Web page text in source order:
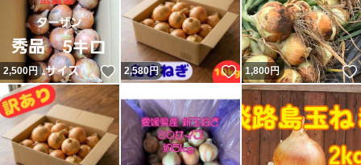
2,500円 いいね！
2,580円 いいね！
1,800円